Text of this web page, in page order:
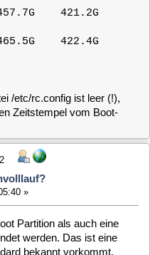
alle Snapshots
die
(das ist
Partition als
eher (weil ich
zu machen